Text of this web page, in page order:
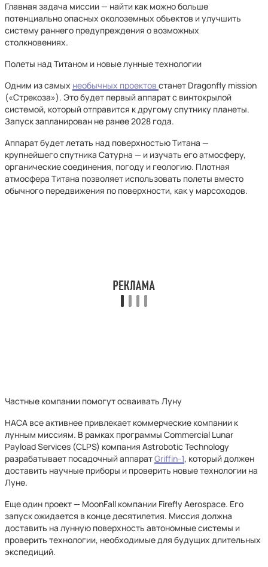
Главная задача миссии — найти как можно больше
потенциально опасных околоземных объектов и улучшить
систему раннего предупреждения о возможных
столкновениях.
Полеты над Титаном и новые лунные технологии
Одним из самых необычных проектов станет Dragonfly mission
(«Стрекоза»). Это будет первый аппарат с винтокрылой
системой, который отправится к другому спутнику планеты.
Запуск запланирован не ранее 2028 года.
Аппарат будет летать над поверхностью Титана —
крупнейшего спутника Сатурна — и изучать его атмосферу,
органические соединения, погоду и геологию. Плотная
атмосфера Титана позволяет использовать полеты вместо
обычного передвижения по поверхности, как у марсоходов.
Частные компании помогут осваивать Луну
НАСА все активнее привлекает коммерческие компании к
лунным миссиям. В рамках программы Commercial Lunar
Payload Services (CLPS) компания Astrobotic Technology
разрабатывает посадочный аппаратGriffin-1, который должен
доставить научные приборы и проверить новые технологии на
Луне.
Еще один проект — MoonFall компании Firefly Aerospace. Его
запуск ожидается в конце десятилетия. Миссия должна
доставить на лунную поверхность автономные системы и
проверить технологии, необходимые для будущих длительных
экспедиций.